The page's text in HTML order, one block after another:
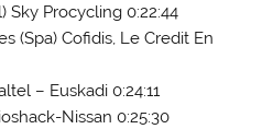
Sky Procycling 0:22:44
(Spa) Cofidis, Le Credit En
– Euskadi 0:24:11
Nissan 0:25:30